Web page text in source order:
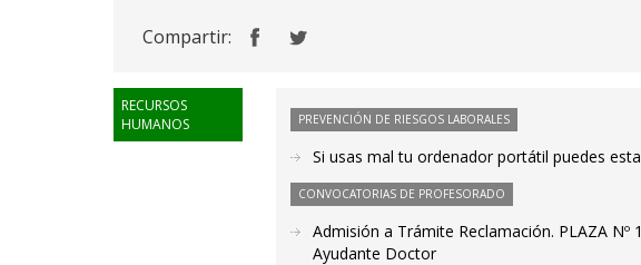
Compartir:
RECURSOS
HUMANOS
PREVENCIÓN DE RIESGOS LABORALES
Si usas mal tu ordenador portátil puedes
CONVOCATORIAS DE PROFESORADO
Admisión a Trámite Reclamación. PLAZA
Ayudante Doctor